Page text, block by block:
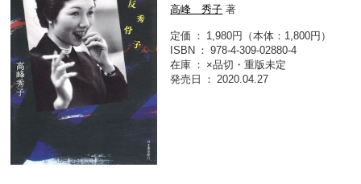
高峰 秀子 著
定価
1,980円（本体：1,800円）
ISBN
978-4-309-02880-4
在庫
×品切・重版未定
発売日
2020.04.27